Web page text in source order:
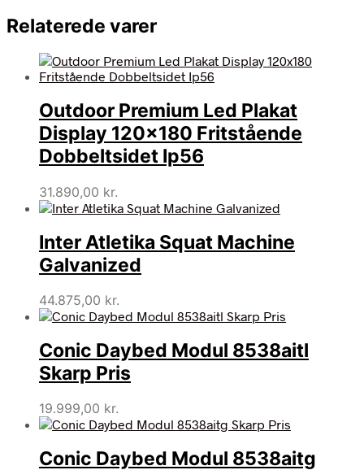
Relaterede varer
Outdoor Premium Led Plakat
Display 120×180 Fritstående
Dobbeltsidet Ip56
31.890,00 kr.
Inter Atletika Squat Machine
Galvanized
44.875,00 kr.
Conic Daybed Modul 8538aitl
Skarp Pris
19.999,00 kr.
Conic Daybed Modul 8538aitg